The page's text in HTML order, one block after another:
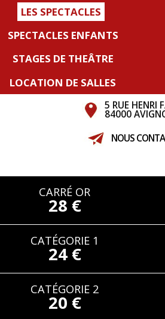
5 RUE HENRI
84000
NOUS
LES SPECTACLES
SPECTACLES ENFANTS
STAGES DE THEÂTRE
LOCATION DE SALLES
CARRÉ OR
28 €
CATÉGORIE 1
24 €
CATÉGORIE 2
20 €